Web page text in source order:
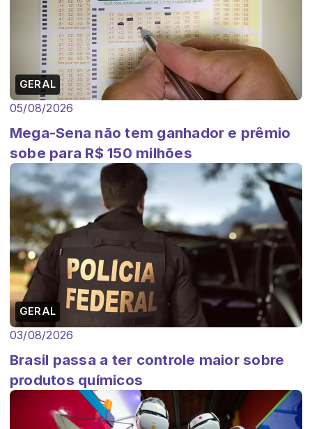
GERAL
05/08/2026
Mega-Sena não tem ganhador e prêmio
sobe para R$ 150 milhões
GERAL
03/08/2026
Brasil passa a ter controle maior sobre
produtos químicos